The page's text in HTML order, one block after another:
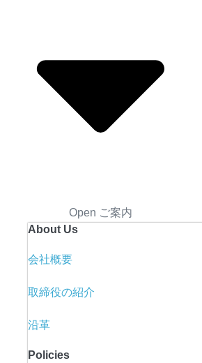
Open ご案内
About Us
会社概要
取締役の紹介
沿革
Policies